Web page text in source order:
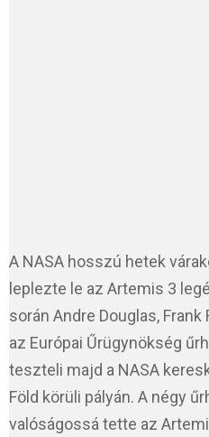
A NASA hosszú hetek
leplezte le az Artemis 3
során Andre Douglas, Frank
az Európai Űrügynökség
teszteli majd a NASA
Föld körüli pályán. A négy
valóságossá tette az